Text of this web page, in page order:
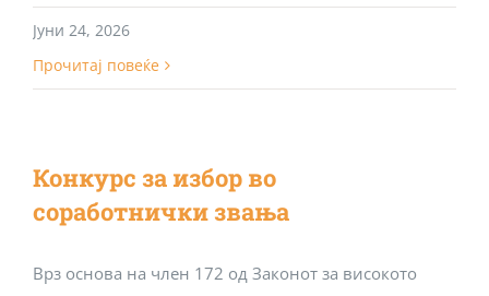
Јуни 24, 2026
Прочитај повеќе
Конкурс за избор во
соработнички звања
Врз основа на член 172 од Законот за високото